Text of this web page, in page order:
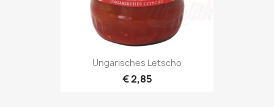
Ungarisches Letscho
€ 2,85